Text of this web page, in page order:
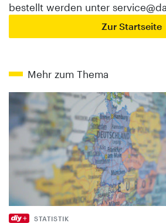
bestellt werden unter
Zur Startseite
Mehr zum Thema
STATISTIK